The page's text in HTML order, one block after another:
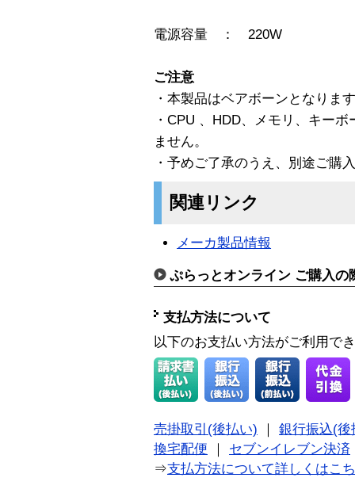
電源容量 ： 220W
ご注意
・本製品はベアボーンとなりま
・CPU 、HDD、メモリ、キー
ません。
・予めご了承のうえ、別途ご購
関連リンク
メーカ製品情報
ぷらっとオンライン ご購入の
支払方法について
以下のお支払い方法がご利用で
売掛取引(後払い)
銀行振込(後
換宅配便
セブンイレブン決済
⇒支払方法について詳しくはこ